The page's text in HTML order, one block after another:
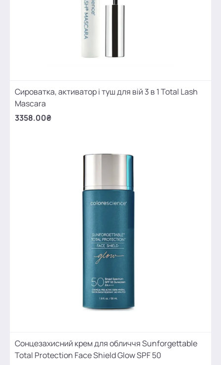
Сироватка, активатор і туш для вій 3 в 1 Total Lash
Mascara
3358.00₴
Сонцезахисний крем для обличчя Sunforgettable
Total Protection Face Shield Glow SPF 50